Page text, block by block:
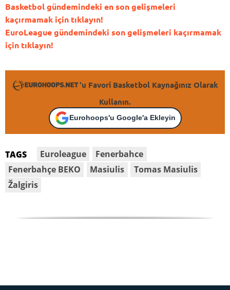
Basketbol gündemindeki en son gelişmeleri
kaçırmamak için tıklayın!
EuroLeague gündemindeki son gelişmeleri kaçırmamak
için tıklayın!
'u Favori Basketbol Kaynağınız Olarak
Kullanın.
Eurohoops'u Google'a Ekleyin
TAGS Euroleague
Fenerbahce
Fenerbahçe BEKO
Masiulis
Tomas Masiulis
Žalgiris